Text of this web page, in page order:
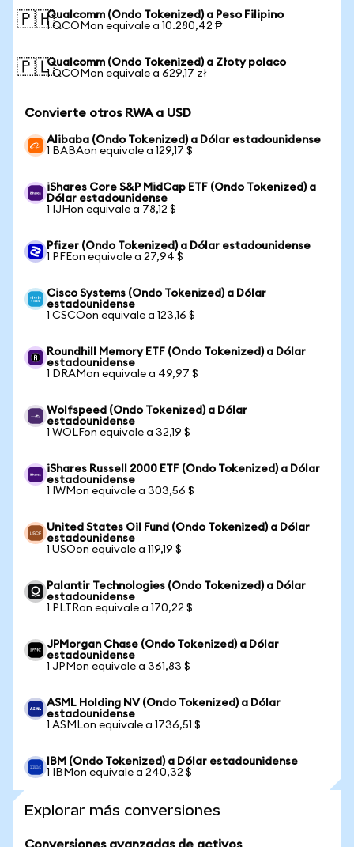
🇵🇭Qualcomm (Ondo Tokenized) a Peso Filipino
1 QCOMon equivale a 10.280,42 ₱
🇵🇱Qualcomm (Ondo Tokenized) a Złoty polaco
1 QCOMon equivale a 629,17 zł
Convierte otros RWA a USD
Alibaba (Ondo Tokenized) a Dólar estadounidense
1 BABAon equivale a 129,17 $
iShares Core S&P MidCap ETF (Ondo Tokenized) a
Dólar estadounidense
1 IJHon equivale a 78,12 $
Pfizer (Ondo Tokenized) a Dólar estadounidense
1 PFEon equivale a 27,94 $
Cisco Systems (Ondo Tokenized) a Dólar
estadounidense
1 CSCOon equivale a 123,16 $
Roundhill Memory ETF (Ondo Tokenized) a Dólar
estadounidense
1 DRAMon equivale a 49,97 $
Wolfspeed (Ondo Tokenized) a Dólar
estadounidense
1 WOLFon equivale a 32,19 $
iShares Russell 2000 ETF (Ondo Tokenized) a Dólar
estadounidense
1 IWMon equivale a 303,56 $
United States Oil Fund (Ondo Tokenized) a Dólar
estadounidense
1 USOon equivale a 119,19 $
Palantir Technologies (Ondo Tokenized) a Dólar
estadounidense
1 PLTRon equivale a 170,22 $
JPMorgan Chase (Ondo Tokenized) a Dólar
estadounidense
1 JPMon equivale a 361,83 $
ASML Holding NV (Ondo Tokenized) a Dólar
estadounidense
1 ASMLon equivale a 1736,51 $
IBM (Ondo Tokenized) a Dólar estadounidense
1 IBMon equivale a 240,32 $
Explorar más conversiones